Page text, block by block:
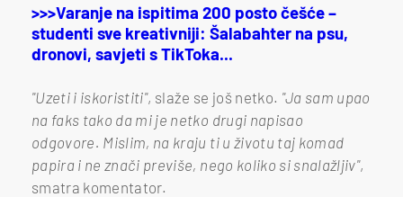
>>>Varanje na ispitima 200 posto češće –
studenti sve kreativniji: Šalabahter na psu,
dronovi, savjeti s TikToka...
"Uzeti i iskoristiti", slaže se još netko. "Ja sam upao
na faks tako da mi je netko drugi napisao
odgovore. Mislim, na kraju ti u životu taj komad
papira i ne znači previše, nego koliko si snalažljiv",
smatra komentator.